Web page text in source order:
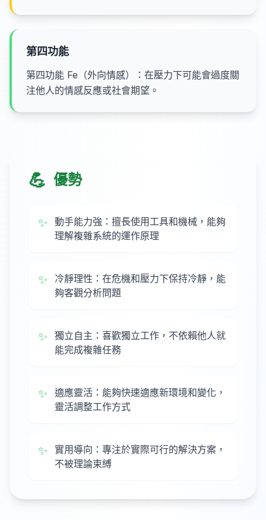
第四功能
第四功能 Fe（外向情感）：在壓力下可能會過度關
注他人的情感反應或社會期望。
💪 優勢
✨ 動手能力強：擅長使用工具和機械，能夠
理解複雜系統的運作原理
✨
冷靜理性：在危機和壓力下保持冷靜，能
夠客觀分析問題
✨ 獨立自主：喜歡獨立工作，不依賴他人就
能完成複雜任務
✨ 適應靈活：能夠快速適應新環境和變化，
靈活調整工作方式
✨ 實用導向：專注於實際可行的解決方案，
不被理論束縛